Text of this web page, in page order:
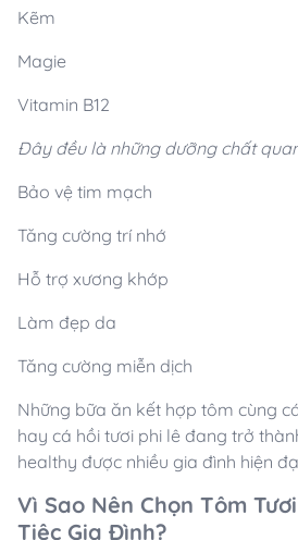
Kẽm
Magie
Vitamin B12
Đây đều là những dưỡng chất
Bảo vệ tim mạch
Tăng cường trí nhớ
Hỗ trợ xương khớp
Làm đẹp da
Tăng cường miễn dịch
Những bữa ăn kết hợp tôm cùng
hay cá hồi tươi phi lê đang trở
healthy được nhiều gia đình hiện
Vì Sao Nên Chọn Tôm
Tiệc Gia Đình?